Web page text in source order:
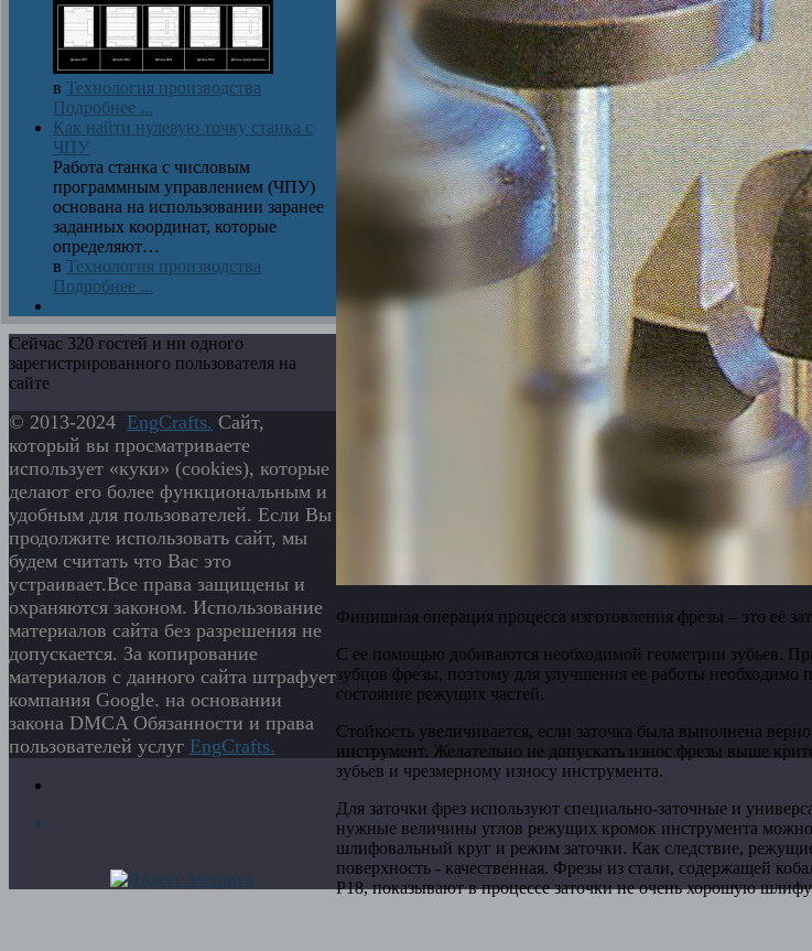
Финишная операция процесса изготовления фрезы – это её
С ее помощью добиваются необходимой геометрии зубьев.
зубцов фрезы, поэтому для улучшения ее работы необходимо
состояние режущих частей.
Стойкость увеличивается, если заточка была выполнена
инструмент. Желательно не допускать износ фрезы выше
зубьев и чрезмерному износу инструмента.
Для заточки фрез используют специально-заточные и
нужные величины углов режущих кромок инструмента
шлифовальный круг и режим заточки. Как следствие,
поверхность - качественная. Фрезы из стали, содержащей
Р18, показывают в процессе заточки не очень хорошую
в Технология производства
Подробнее ...
Как найти нулевую точку станка с
ЧПУ
Работа станка с числовым
программным управлением (ЧПУ)
основана на использовании заранее
заданных координат, которые
определяют…
в Технология производства
Подробнее ...
Сейчас 320 гостей и ни одного
зарегистрированного пользователя на
сайте
© 2013-2024 EngСrafts. Сайт,
который вы просматриваете
использует «куки» (cookies), которые
делают его более функциональным и
удобным для пользователей. Если Вы
продолжите использовать сайт, мы
будем считать что Вас это
устраивает.Все права защищены и
охраняются законом. Использование
материалов сайта без разрешения не
допускается. За копирование
материалов с данного сайта штрафует
компания Google. на основании
закона DMCA Обязанности и права
пользователей услуг EngСrafts.